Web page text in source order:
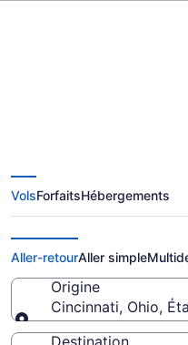
international
vers Aéroport
William R.
chers
VolsForfaitsHébergements
Aller-retourAller simple
Origine
Cincinnati, Ohio,
Origine
Destination